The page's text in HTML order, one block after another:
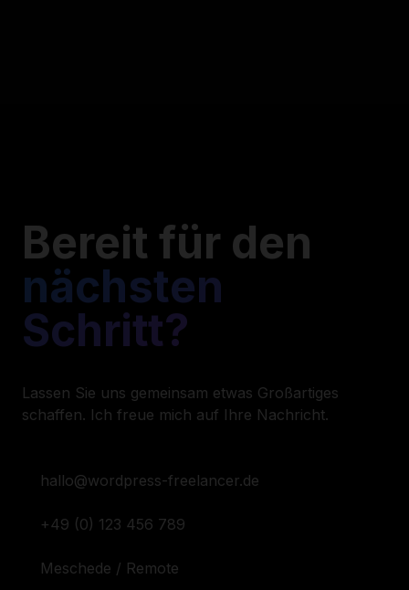
Bereit für den
nächsten
Schritt?
Lassen Sie uns gemeinsam etwas Großartiges
schaffen. Ich freue mich auf Ihre Nachricht.
hallo@wordpress-freelancer.de
+49 (0) 123 456 789
Meschede / Remote